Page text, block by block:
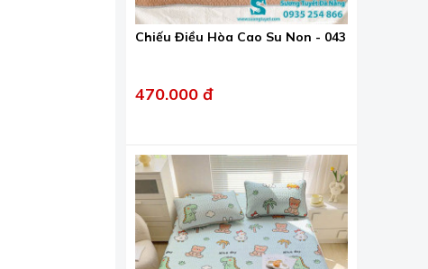
Chiếu Điều Hòa Cao Su Non - 043
470.000 đ